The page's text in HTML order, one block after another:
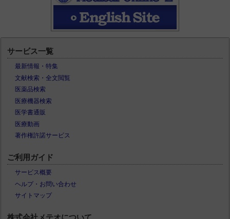
サービス一覧
最新情報・特集
文献検索・全文閲覧
医薬品検索
医療機器検索
医学書通販
医療動画
著作権許諾サービス
ご利用ガイド
サービス概要
ヘルプ・お問い合わせ
サイトマップ
株式会社メテオについて